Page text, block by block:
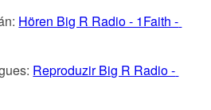
Hören Big R Radio - 1Faith -
Reproduzir Big R Radio -